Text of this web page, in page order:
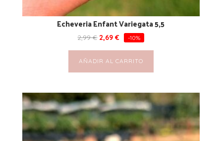
Echeveria Enfant Variegata 5,5
2,99€ 2,69€ -10%
AÑADIR AL CARRITO